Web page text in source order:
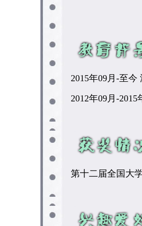
2015年09月-至
2012年09月-
第十二届全国大